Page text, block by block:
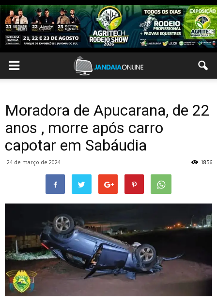
Moradora de Apucarana, de 22
anos , morre após carro
capotar em Sabáudia
24 de março de 2024 1856